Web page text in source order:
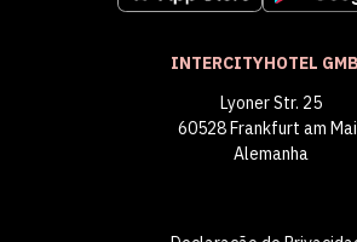
INTERCITYHOTEL
Lyoner Str. 25
60528 Frankfurt am
Alemanha